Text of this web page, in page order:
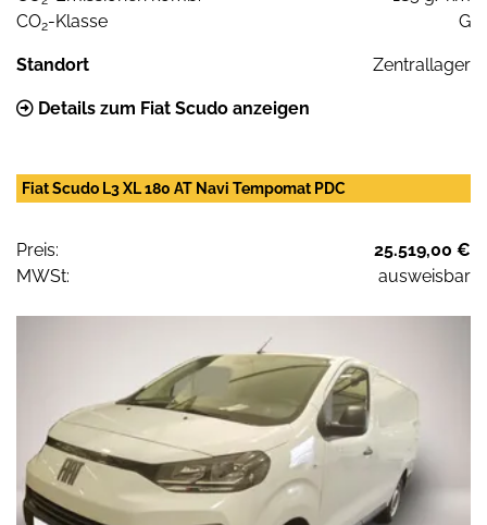
CO2-Klasse G
Standort Zentrallager
Details zum Fiat Scudo anzeigen
Fiat Scudo L3 XL 180 AT Navi Tempomat PDC
Preis:
25.519,00 €
MWSt:
ausweisbar